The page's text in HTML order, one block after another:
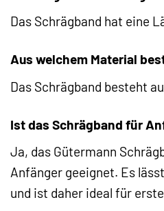
Das Schrägband hat eine
Aus welchem Material
Das Schrägband besteht
Ist das Schrägband für
Ja, das Gütermann
Anfänger geeignet. Es
und ist daher ideal für